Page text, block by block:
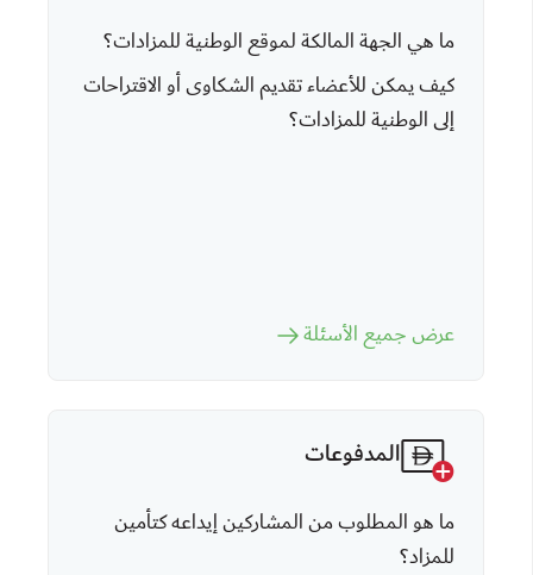
ما هي الجهة المالكة لموقع الوطنية للمزادات؟
كيف يمكن للأعضاء تقديم الشكاوى أو الاقتراحات
إلى الوطنية للمزادات؟
عرض جميع الأسئلة
المدفوعات
ما هو المطلوب من المشاركين إيداعه كتأمين
للمزاد؟